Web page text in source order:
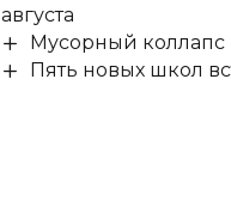
августа
Мусорный коллапс
Пять новых школ